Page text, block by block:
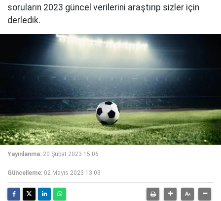
soruların 2023 güncel verilerini araştırıp sizler için
derledik.
Yayınlanma: 20 Şubat 2023 15:06
Güncelleme: 02 Mayıs 2023 13:03